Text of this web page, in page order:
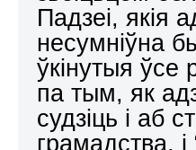
Падзеі, якія
несумніўна
ўкінутыя ўсе
па тым, як
судзіць і аб
грамадства, і